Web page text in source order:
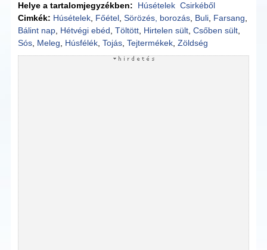
Helye a tartalomjegyzékben:
Húsételek Csirkéből
Cimkék: Húsételek Főétel ,Sörözés, borozás Buli Farsang
Bálint nap Hétvégi ebéd ,Töltött Hirtelen sült ,Csőben sült
Sós Meleg Húsfélék ,Tojás ,Tejtermékek ,Zöldség